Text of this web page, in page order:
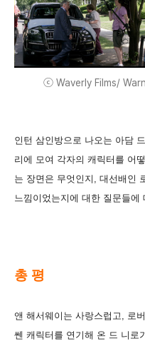
ⓒ Waverly Films/
인턴 삼인방으로 나오는 아담
리에 모여 각자의 캐릭터를 어
는 장면은 무엇인지, 대선배인
느낌이었는지에 대한 질문들에
총 평
앤 해서웨이는 사랑스럽고, 로
쎈 캐릭터를 연기해 온 드 니로